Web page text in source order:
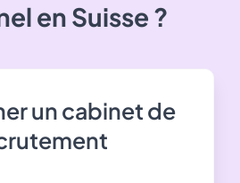
en Suisse ?
un cabinet de